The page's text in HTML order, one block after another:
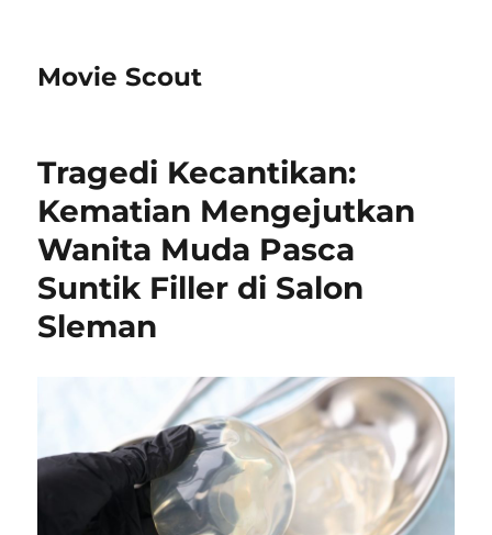
Movie Scout
Tragedi Kecantikan:
Kematian Mengejutkan
Wanita Muda Pasca
Suntik Filler di Salon
Sleman